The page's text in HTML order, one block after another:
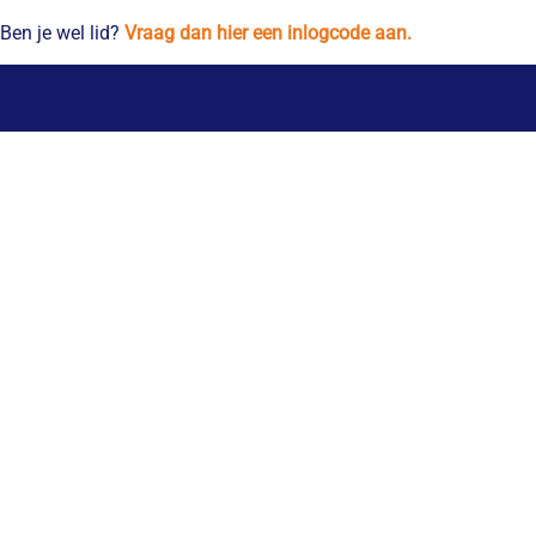
Ben je wel lid? Vraag dan hier een inlogcode aan.